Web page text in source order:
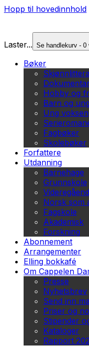
Hopp til hovedinnhold
Laster... Se handlekurv - 0
Bøker
Hobby og
Barn og
Ung voksen
Fagbøker
Skolebøker
Forfattere
Utdanning
Barnehage
Grunnskole
Norsk som
Fagskole
Akademisk
Forskning
Abonnement
Arrangementer
Elling bokkafé
Om Cappelen
Presse
Nyhetsbrev
Send inn
Priser og
Stipender
Kataloger
Rapport